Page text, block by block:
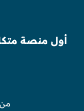
أول منصة